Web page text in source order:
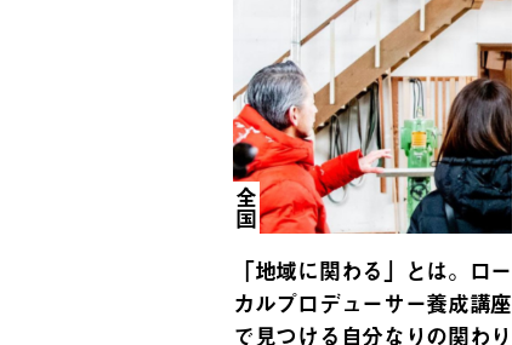
全国
「地域に関わる」とは。ロー
カルプロデューサー養成講座
で見つける自分なりの関わり